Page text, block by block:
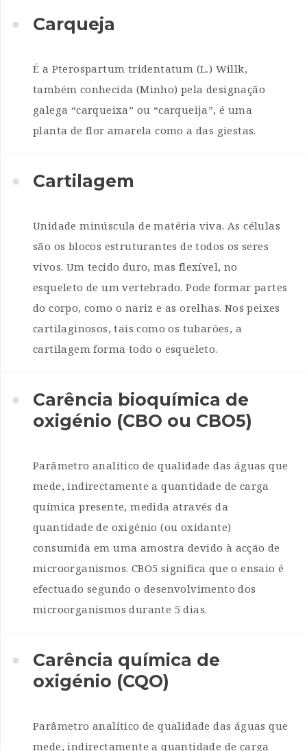
Carqueja
É a Pterospartum tridentatum (L.) Willk,
também conhecida (Minho) pela designação
galega “carqueixa” ou “carqueija”, é uma
planta de flor amarela como a das giestas.
Cartilagem
Unidade minúscula de matéria viva. As células
são os blocos estruturantes de todos os seres
vivos. Um tecido duro, mas flexível, no
esqueleto de um vertebrado. Pode formar partes
do corpo, como o nariz e as orelhas. Nos peixes
cartilaginosos, tais como os tubarões, a
cartilagem forma todo o esqueleto.
Carência bioquímica de
oxigénio (CBO ou CBO5)
Parâmetro analítico de qualidade das águas que
mede, indirectamente a quantidade de carga
química presente, medida através da
quantidade de oxigénio (ou oxidante)
consumida em uma amostra devido à acção de
microorganismos. CBO5 significa que o ensaio é
efectuado segundo o desenvolvimento dos
microorganismos durante 5 dias.
Carência química de
oxigénio (CQO)
Parâmetro analítico de qualidade das águas que
mede, indirectamente a quantidade de carga